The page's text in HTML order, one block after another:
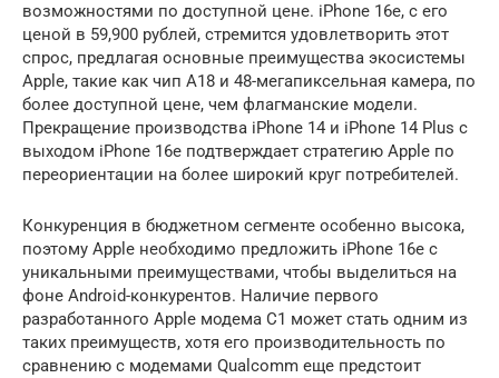
возможностями по доступной цене. iPhone 16e, с его
ценой в 59,900 рублей, стремится удовлетворить этот
спрос, предлагая основные преимущества экосистемы
Apple, такие как чип A18 и 48-мегапиксельная камера, по
более доступной цене, чем флагманские модели.
Прекращение производства iPhone 14 и iPhone 14 Plus с
выходом iPhone 16e подтверждает стратегию Apple по
переориентации на более широкий круг потребителей.
Конкуренция в бюджетном сегменте особенно высока,
поэтому Apple необходимо предложить iPhone 16e с
уникальными преимуществами, чтобы выделиться на
фоне Android-конкурентов. Наличие первого
разработанного Apple модема C1 может стать одним из
таких преимуществ, хотя его производительность по
сравнению с модемами Qualcomm еще предстоит